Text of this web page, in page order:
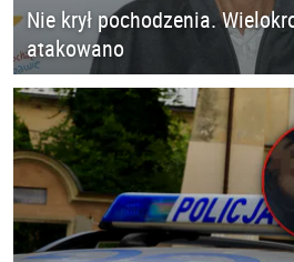
Nie krył pochodzenia.
atakowano